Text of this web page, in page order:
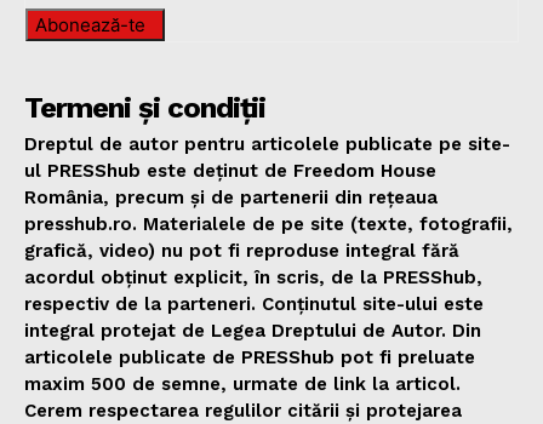
Abonează-te
Termeni și condiții
Dreptul de autor pentru articolele publicate pe site-
ul PRESShub este deținut de Freedom House
România, precum și de partenerii din rețeaua
presshub.ro. Materialele de pe site (texte, fotografii,
grafică, video) nu pot fi reproduse integral fără
acordul obținut explicit, în scris, de la PRESShub,
respectiv de la parteneri. Conținutul site-ului este
integral protejat de Legea Dreptului de Autor. Din
articolele publicate de PRESShub pot fi preluate
maxim 500 de semne, urmate de link la articol.
Cerem respectarea regulilor citării și protejarea